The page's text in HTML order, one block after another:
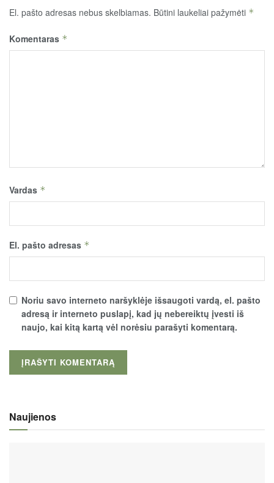
El. pašto adresas nebus skelbiamas. Būtini laukeliai pažymėti *
Komentaras *
Vardas *
El. pašto adresas *
Noriu savo interneto naršyklėje išsaugoti vardą, el. pašto
adresą ir interneto puslapį, kad jų nebereiktų įvesti iš
naujo, kai kitą kartą vėl norėsiu parašyti komentarą.
Naujienos